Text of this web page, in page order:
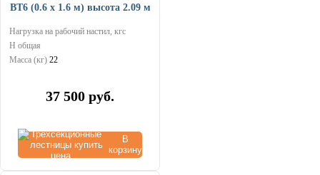
ВТ6 (0.6 х 1.6 м) высота 2.09 м
Нагрузка на рабочий настил, кгс
Н общая
Масса (кг) 22
37 500 руб.
В
корзину